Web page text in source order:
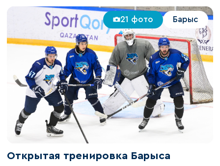
21 фото Барыс
Открытая тренировка Барыса